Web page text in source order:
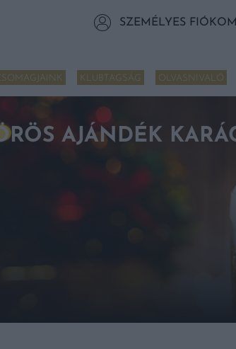
SZEMÉLYES FIÓKOM
KLUBTAGSÁG OLVASNIVALÓ
AJÁNDÉK